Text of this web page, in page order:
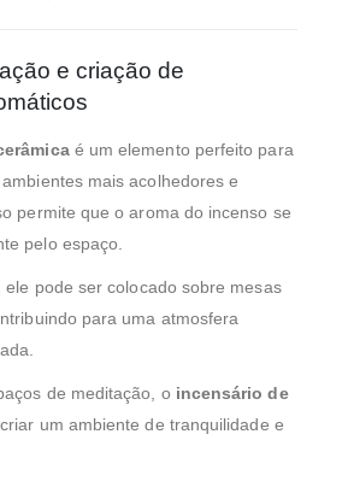
e criação de
é um elemento perfeito para
mais acolhedores e
permite que o aroma do incenso se
pelo espaço.
ele pode ser colocado sobre mesas
para uma atmosfera
de meditação, o incensário de
um ambiente de tranquilidade e